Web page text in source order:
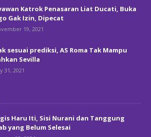
Katrok Penasaran Liat Ducati, Buka
Gak Izin, Dipecat
19, 2021
sesuai prediksi, AS Roma Tak Mampu
Sevilla
31, 2021
Haru Iti, Sisi Nurani dan Tanggung
yang Belum Selesai